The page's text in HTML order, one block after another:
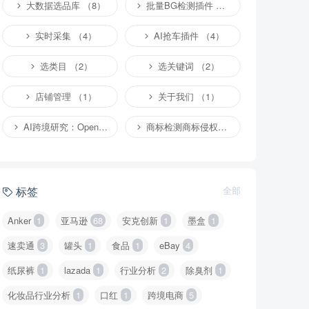
大数据选品库 （8） 批量BG检测插件 （4）
实时采集 （4） AI抢车插件 （4）
选类目 （2） 选关键词 （2）
店铺管理 （1） 关于我们 （1）
AI跨境研究：OpenClaw小龙虾等应用 （4） 商标检测商标侵权专栏 （1）
标签 全部
Anker 1 亚马逊 68 安克创新 1 墨盒 1
速卖通 3 罐头 1 食品 1 eBay 4
纸尿裤 1 lazada 1 行业分析 2 除臭剂 1
化妆品行业分析 1 口红 1 跨境电商 5